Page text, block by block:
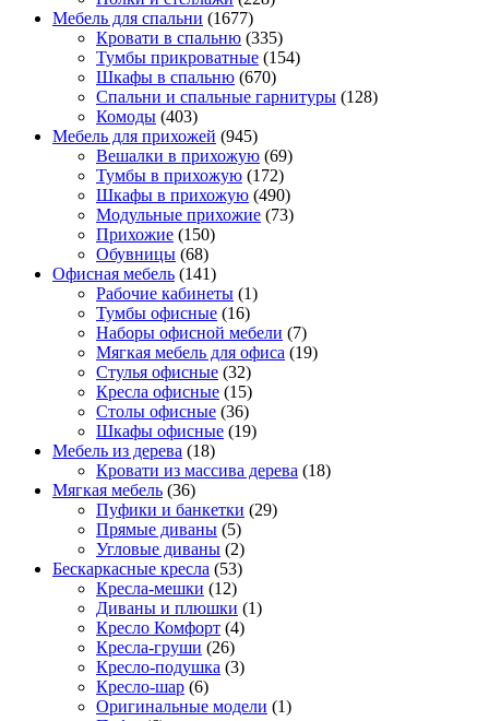
Мебель для спальни (1677)
Кровати в спальню (335)
Тумбы прикроватные (154)
Шкафы в спальню (670)
Спальни и спальные гарнитуры (128)
Комоды (403)
Мебель для прихожей (945)
Вешалки в прихожую (69)
Тумбы в прихожую (172)
Шкафы в прихожую (490)
Модульные прихожие (73)
Прихожие (150)
Обувницы (68)
Офисная мебель (141)
Рабочие кабинеты (1)
Тумбы офисные (16)
Наборы офисной мебели (7)
Мягкая мебель для офиса (19)
Стулья офисные (32)
Кресла офисные (15)
Столы офисные (36)
Шкафы офисные (19)
Мебель из дерева (18)
Кровати из массива дерева (18)
Мягкая мебель (36)
Пуфики и банкетки (29)
Прямые диваны (5)
Угловые диваны (2)
Бескаркасные кресла (53)
Кресла-мешки (12)
Диваны и плюшки (1)
Кресло Комфорт (4)
Кресла-груши (26)
Кресло-подушка (3)
Кресло-шар (6)
Оригинальные модели (1)